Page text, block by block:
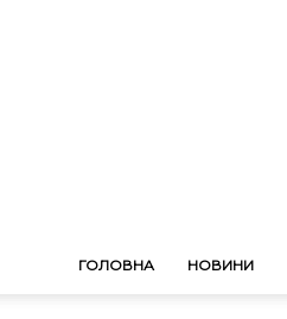
ГОЛОВНА НОВИНИ